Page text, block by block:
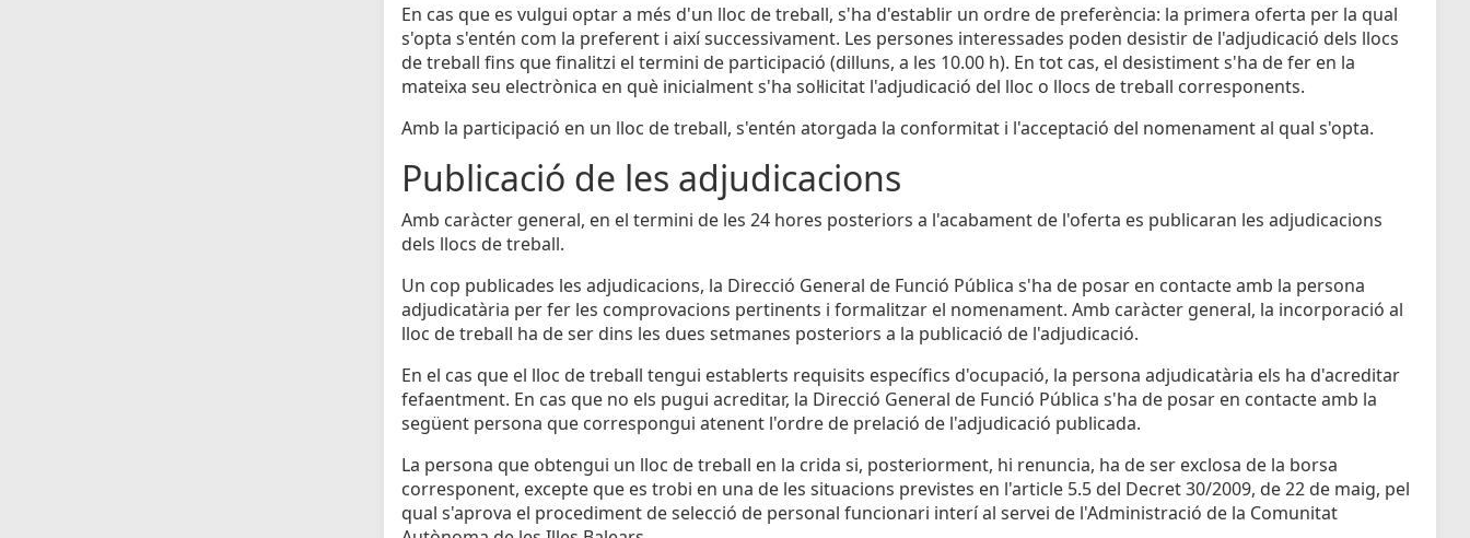
En cas que es vulgui optar a més d'un lloc de treball, s'ha d'establir un ordre de preferència: la primera oferta per la qual
s'opta s'entén com la preferent i així successivament. Les persones interessades poden desistir de l'adjudicació dels llocs
de treball fins que finalitzi el termini de participació (dilluns, a les 10.00 h). En tot cas, el desistiment s'ha de fer en la
mateixa seu electrònica en què inicialment s'ha sol·licitat l'adjudicació del lloc o llocs de treball corresponents.
Amb la participació en un lloc de treball, s'entén atorgada la conformitat i l'acceptació del nomenament al qual s'opta.
Publicació de les adjudicacions
Amb caràcter general, en el termini de les 24 hores posteriors a l'acabament de l'oferta es publicaran les adjudicacions
dels llocs de treball.
Un cop publicades les adjudicacions, la Direcció General de Funció Pública s'ha de posar en contacte amb la persona
adjudicatària per fer les comprovacions pertinents i formalitzar el nomenament. Amb caràcter general, la incorporació al
lloc de treball ha de ser dins les dues setmanes posteriors a la publicació de l'adjudicació.
En el cas que el lloc de treball tengui establerts requisits específics d'ocupació, la persona adjudicatària els ha d'acreditar
fefaentment. En cas que no els pugui acreditar, la Direcció General de Funció Pública s'ha de posar en contacte amb la
següent persona que correspongui atenent l'ordre de prelació de l'adjudicació publicada.
La persona que obtengui un lloc de treball en la crida si, posteriorment, hi renuncia, ha de ser exclosa de la borsa
corresponent, excepte que es trobi en una de les situacions previstes en l'article 5.5 del Decret 30/2009, de 22 de maig, pel
qual s'aprova el procediment de selecció de personal funcionari interí al servei de l'Administració de la Comunitat